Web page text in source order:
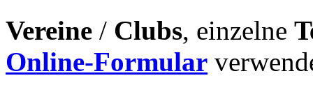
Vereine / Clubs, einzelne
Online-Formular